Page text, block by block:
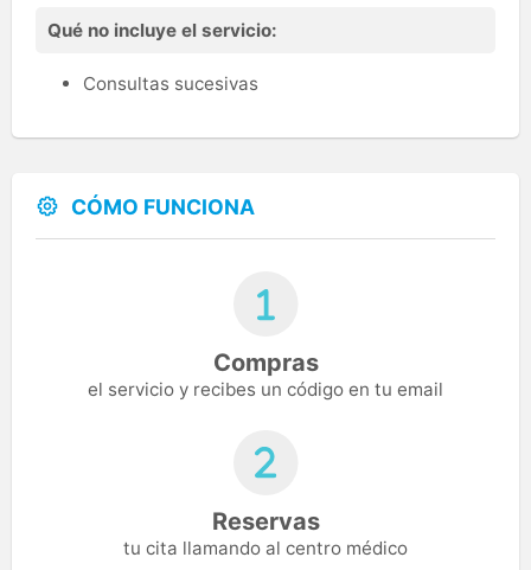
Qué no incluye el servicio:
Consultas sucesivas
CÓMO FUNCIONA
Compras
el servicio y recibes un código en tu email
Reservas
tu cita llamando al centro médico